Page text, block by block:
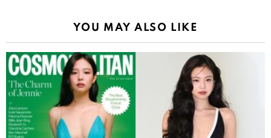
YOU MAY ALSO LIKE